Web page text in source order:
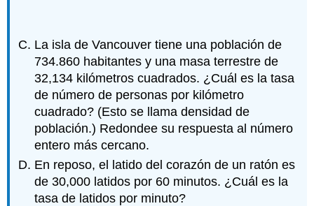
La isla de Vancouver tiene una población de
734.860 habitantes y una masa terrestre de
32,134 kilómetros cuadrados. ¿Cuál es la tasa
de número de personas por kilómetro
cuadrado? (Esto se llama densidad de
población.) Redondee su respuesta al número
entero más cercano.
En reposo, el latido del corazón de un ratón es
de 30,000 latidos por 60 minutos. ¿Cuál es la
tasa de latidos por minuto?